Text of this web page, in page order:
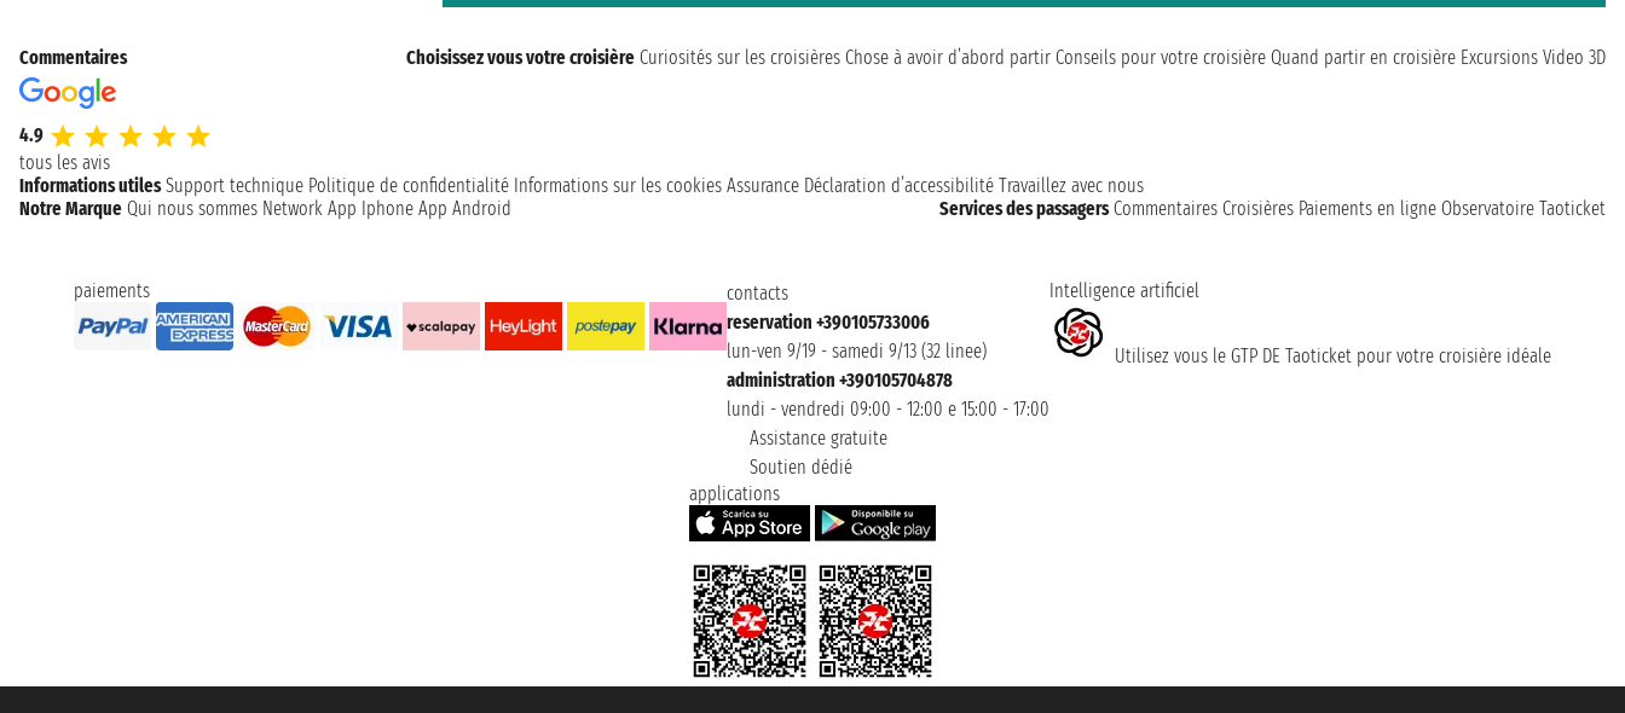
Commentaires
4.9
tous les avis
Choisissez vous votre croisière Curiosités sur les croisières Chose à avoir d’abord partir Conseils pour votre croisière Quand partir en croisière Excursions Video 3D
Informations utiles Support technique Politique de confidentialité Informations sur les cookies Assurance Déclaration d’accessibilité Travaillez avec nous
Notre Marque Qui nous sommes Network App Iphone App Android Services des passagers Commentaires Croisières Paiements en ligne Observatoire Taoticket
paiements
contacts
reservation +390105733006
lun-ven 9/19 - samedi 9/13 (32 linee)
administration +390105704878
lundi - vendredi 09:00 - 12:00 e 15:00 - 17:00
Assistance gratuite
Soutien dédié
Intelligence artificiel
Utilisez vous le GTP DE Taoticket pour votre croisière idéale
applications